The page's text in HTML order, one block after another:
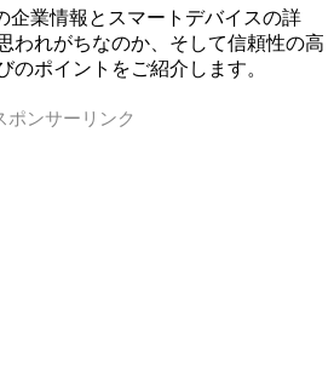
企業情報とスマートデバイスの詳
われがちなのか、そして信頼性の高
のポイントをご紹介します。
ポンサーリンク